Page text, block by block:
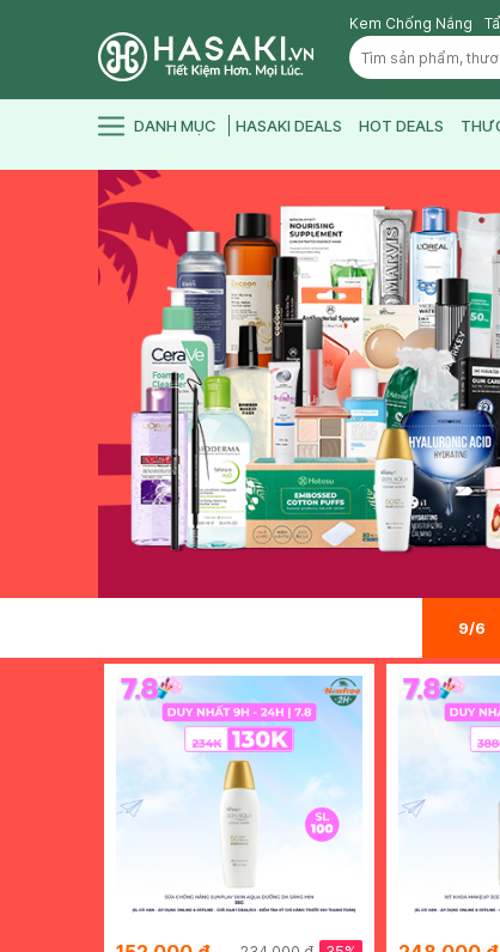
Kem Chống Nắng
DANH MỤC HASAKI DEALS HOT DEALS
9/6